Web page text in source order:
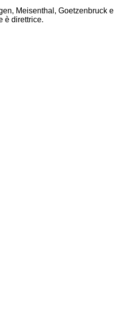
Meisenthal, Goetzenbruck e
è direttrice.